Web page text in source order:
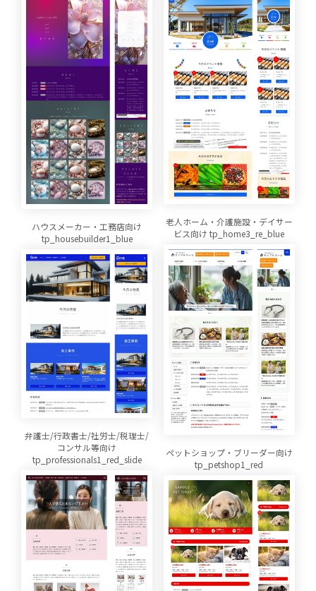
老人ホーム・介護施設・デイサー
ビス向け tp_home3_re_blue
ハウスメーカー・工務店向け
tp_housebuilder1_blue
弁護士/行政書士/社労士/税理士/
コンサル等向け
tp_professionals1_red_slide
ペットショップ・ブリーダー向け
tp_petshop1_red